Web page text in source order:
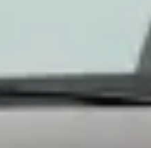
nieuwere uitvoering. Het contact
m.i. is de bijna gehele